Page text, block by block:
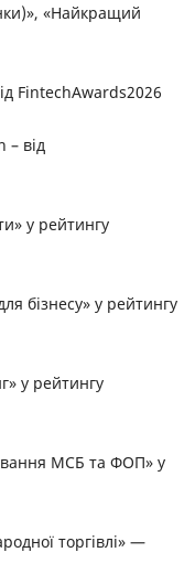
«Найкращий
FintechAwards2026
від
у рейтингу
бізнесу» у рейтингу
у рейтингу
МСБ та ФОП» у
торгівлі» —